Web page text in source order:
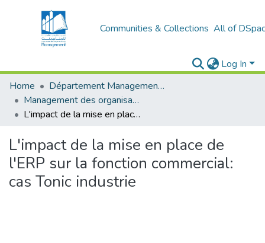
Communities & Collections All of
Log In
Home
Département Management Des Organisations
Management des organisations (MDO)
L'impact de la mise en place de l'ERP sur la fonction commercial: cas Tonic industrie
L'impact de la mise en place de
l'ERP sur la fonction commercial:
cas Tonic industrie